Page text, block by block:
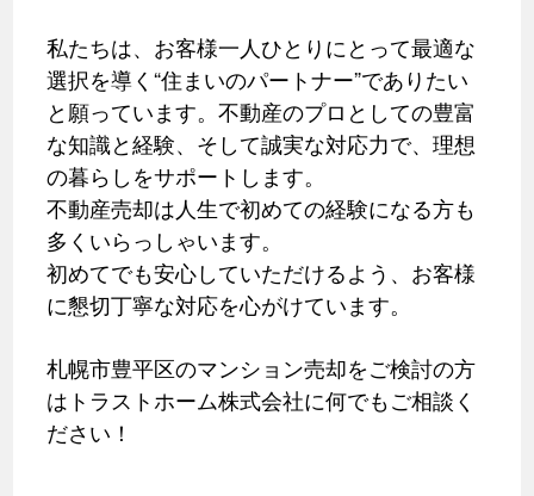
私たちは、お客様一人ひとりにとって最適な
選択を導く“住まいのパートナー”でありたい
と願っています。不動産のプロとしての豊富
な知識と経験、そして誠実な対応力で、理想
の暮らしをサポートします。
不動産売却は人生で初めての経験になる方も
多くいらっしゃいます。
初めてでも安心していただけるよう、お客様
に懇切丁寧な対応を心がけています。
札幌市豊平区のマンション売却をご検討の方
はトラストホーム株式会社に何でもご相談く
ださい！